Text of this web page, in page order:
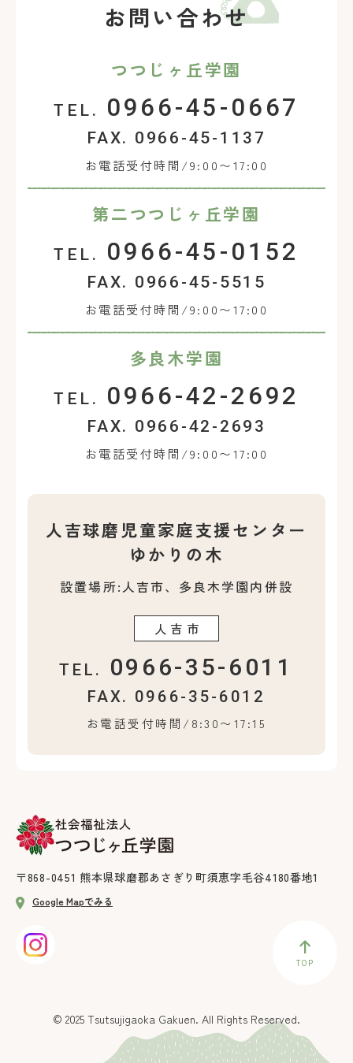
お問い合わせ
つつじヶ丘学園
TEL. 0966-45-0667
FAX. 0966-45-1137
お電話受付時間/9:00〜17:00
第二つつじヶ丘学園
TEL. 0966-45-0152
FAX. 0966-45-5515
お電話受付時間/9:00〜17:00
多良木学園
TEL. 0966-42-2692
FAX. 0966-42-2693
お電話受付時間/9:00〜17:00
人吉球磨児童家庭支援センター
ゆかりの木
設置場所:人吉市、多良木学園内併設
人吉市
TEL. 0966-35-6011
FAX. 0966-35-6012
お電話受付時間/8:30〜17:15
〒868-0451 熊本県球磨郡あさぎり町須恵字毛谷4180番地1
Google Mapでみる
© 2025 Tsutsujigaoka Gakuen. All Rights Reserved.
TOP